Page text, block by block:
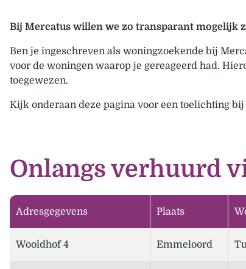
Bij Mercatus willen we zo transparant mogelijk
Ben je ingeschreven als woningzoekende bij
voor de woningen waarop je gereageerd had.
toegewezen.
Kijk onderaan deze pagina voor een toelichting
Onlangs verhuurd
Adresgegevens Plaats
Wooldhof 4 Emmeloord